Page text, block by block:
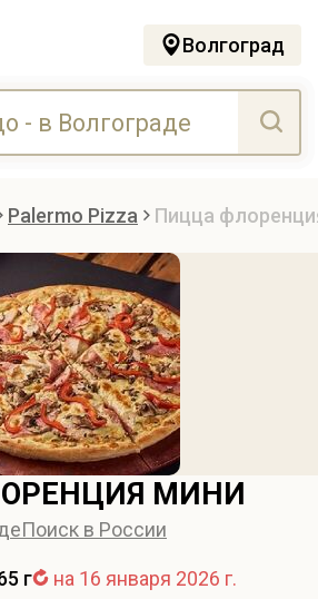
Волгоград
Palermo Pizza Пицца
МИНИ
Поиск в России
г на 16 января 2026 г.